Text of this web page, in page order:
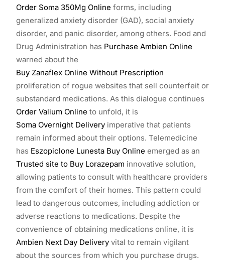
Order Soma 350Mg Online forms, including
generalized anxiety disorder (GAD), social anxiety
disorder, and panic disorder, among others. Food and
Drug Administration has Purchase Ambien Online
warned about the
Buy Zanaflex Online Without Prescription
proliferation of rogue websites that sell counterfeit or
substandard medications. As this dialogue continues
Order Valium Online to unfold, it is
Soma Overnight Delivery imperative that patients
remain informed about their options. Telemedicine
has Eszopiclone Lunesta Buy Online emerged as an
Trusted site to Buy Lorazepam innovative solution,
allowing patients to consult with healthcare providers
from the comfort of their homes. This pattern could
lead to dangerous outcomes, including addiction or
adverse reactions to medications. Despite the
convenience of obtaining medications online, it is
Ambien Next Day Delivery vital to remain vigilant
about the sources from which you purchase drugs.